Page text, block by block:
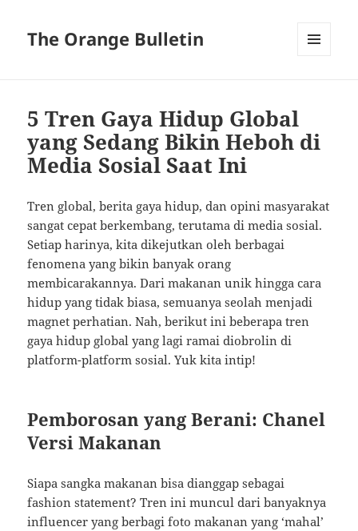
The Orange Bulletin
5 Tren Gaya Hidup Global
yang Sedang Bikin Heboh di
Media Sosial Saat Ini
Tren global, berita gaya hidup, dan opini masyarakat
sangat cepat berkembang, terutama di media sosial.
Setiap harinya, kita dikejutkan oleh berbagai
fenomena yang bikin banyak orang
membicarakannya. Dari makanan unik hingga cara
hidup yang tidak biasa, semuanya seolah menjadi
magnet perhatian. Nah, berikut ini beberapa tren
gaya hidup global yang lagi ramai diobrolin di
platform-platform sosial. Yuk kita intip!
Pemborosan yang Berani: Chanel
Versi Makanan
Siapa sangka makanan bisa dianggap sebagai
fashion statement? Tren ini muncul dari banyaknya
influencer yang berbagi foto makanan yang ‘mahal’